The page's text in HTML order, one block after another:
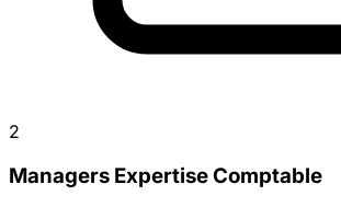
2
Managers Expertise Comptable